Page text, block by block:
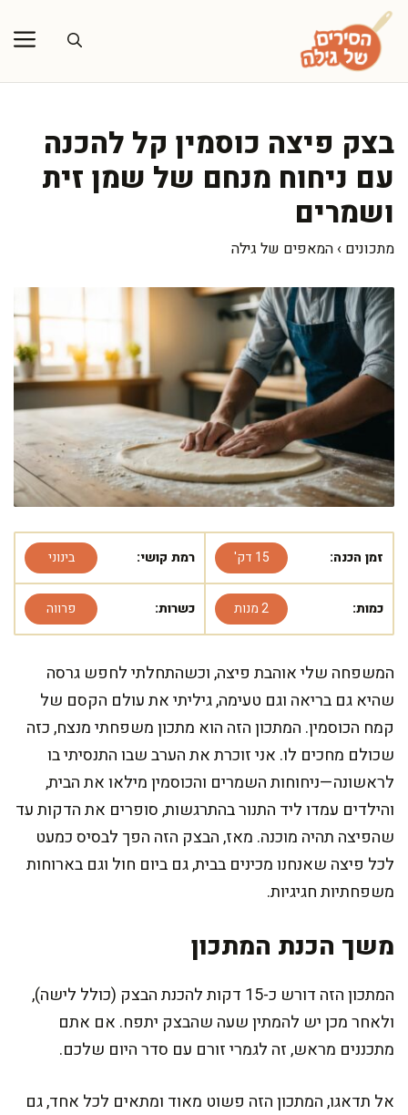
לדלג
לתוכן
בצק פיצה כוסמין קל להכנה
עם ניחוח מנחם של שמן זית
ושמרים
מתכונים › המאפים של גילה
זמן הכנה: 15 דק' רמת קושי: בינוני
כמות: 2 מנות כשרות: פרווה
המשפחה שלי אוהבת פיצה, וכשהתחלתי לחפש גרסה
שהיא גם בריאה וגם טעימה, גיליתי את עולם הקסם של
קמח הכוסמין. המתכון הזה הוא מתכון משפחתי מנצח, כזה
שכולם מחכים לו. אני זוכרת את הערב שבו התנסיתי בו
לראשונה—ניחוחות השמרים והכוסמין מילאו את הבית,
והילדים עמדו ליד התנור בהתרגשות, סופרים את הדקות עד
שהפיצה תהיה מוכנה. מאז, הבצק הזה הפך לבסיס כמעט
לכל פיצה שאנחנו מכינים בבית, גם ביום חול וגם בארוחות
משפחתיות חגיגיות.
משך הכנת המתכון
המתכון הזה דורש כ-15 דקות להכנת הבצק (כולל לישה),
ולאחר מכן יש להמתין שעה שהבצק יתפח. אם אתם
מתכננים מראש, זה לגמרי זורם עם סדר היום שלכם.
אל תדאגו, המתכון הזה פשוט מאוד ומתאים לכל אחד, גם